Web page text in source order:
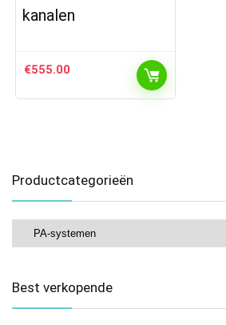
kanalen
€555.00
Productcategorieën
Best verkopende